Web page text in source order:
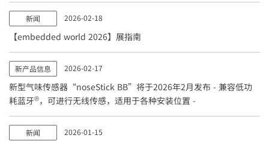
新闻 2026-02-18
【embedded world 2026】展指南
新产品信息 2026-02-17
新型气味传感器“noseStick BB”将于2026年2月发布 - 兼容低功
耗蓝牙®，可进行无线传感，适用于各种安装位置 -
新闻 2026-01-15